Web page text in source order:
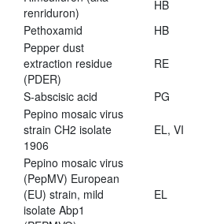
renriduron)
HB
Pethoxamid
HB
Pepper dust
extraction residue
(PDER)
RE
S-abscisic acid
PG
Pepino mosaic virus
strain CH2 isolate
1906
EL, VI
Pepino mosaic virus
(PepMV) European
(EU) strain, mild
isolate Abp1
EL